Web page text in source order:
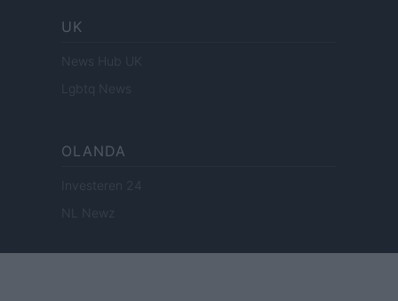
UK
News Hub UK
Lgbtq News
OLANDA
Investeren 24
NL Newz